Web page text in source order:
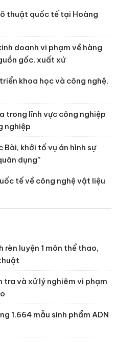
thuật quốc tế tại Hoàng
doanh vi phạm về hàng
gốc, xuất xứ
khoa học và công nghệ,
trong lĩnh vực công nghiệp
nghiệp
khởi tố vụ án hình sự
dụng”
tế về công nghệ vật liệu
rèn luyện 1 môn thể thao,
tra và xử lý nghiêm vi phạm
1.664 mẫu sinh phẩm ADN